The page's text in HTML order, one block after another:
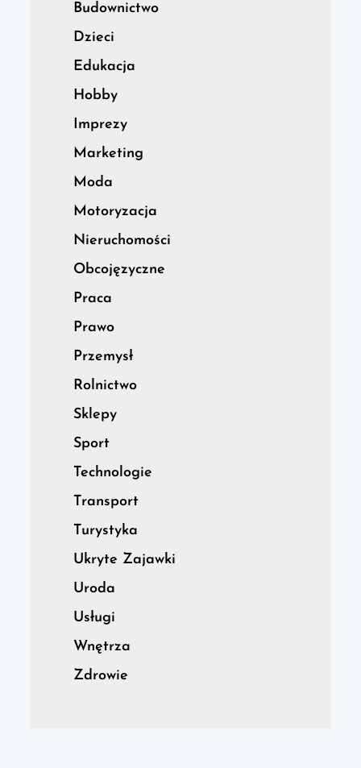
Budownictwo
Dzieci
Edukacja
Hobby
Imprezy
Marketing
Moda
Motoryzacja
Nieruchomości
Obcojęzyczne
Praca
Prawo
Przemysł
Rolnictwo
Sklepy
Sport
Technologie
Transport
Turystyka
Ukryte Zajawki
Uroda
Usługi
Wnętrza
Zdrowie